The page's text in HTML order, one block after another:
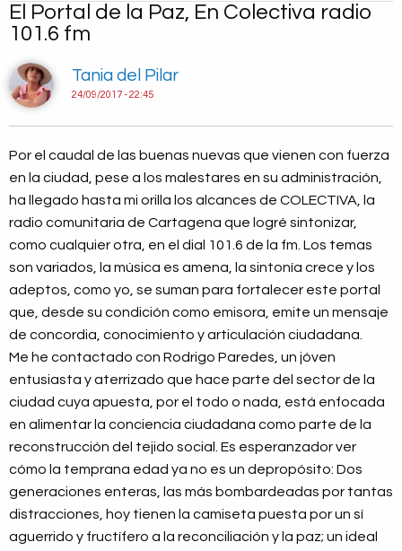
El Portal de la Paz, En Colectiva radio
101.6 fm
Tania del Pilar
24/09/2017 - 22:45
Por el caudal de las buenas nuevas que vienen con fuerza
en la ciudad, pese a los malestares en su administración,
ha llegado hasta mi orilla los alcances de COLECTIVA, la
radio comunitaria de Cartagena que logré sintonizar,
como cualquier otra, en el dial 101.6 de la fm. Los temas
son variados, la música es amena, la sintonía crece y los
adeptos, como yo, se suman para fortalecer este portal
que, desde su condición como emisora, emite un mensaje
de concordia, conocimiento y articulación ciudadana.
Me he contactado con Rodrigo Paredes, un jóven
entusiasta y aterrizado que hace parte del sector de la
ciudad cuya apuesta, por el todo o nada, está enfocada
en alimentar la conciencia ciudadana como parte de la
reconstrucción del tejido social. Es esperanzador ver
cómo la temprana edad ya no es un depropósito: Dos
generaciones enteras, las más bombardeadas por tantas
distracciones, hoy tienen la camiseta puesta por un sí
aguerrido y fructífero a la reconciliación y la paz; un ideal